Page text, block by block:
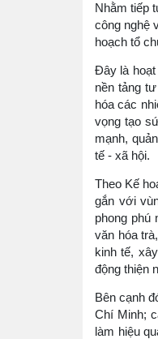
Nhằm tiếp
công nghệ
hoạch tổ
Đây là hoạt
nền tảng
hóa các
vọng tạo
mạnh,
tế - xã hội.
Theo Kế
gắn với
phong phú
văn hóa
kinh tế,
động thiện
Bên cạnh
Chí Minh;
làm hiệu